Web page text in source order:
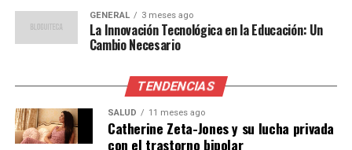
Fortalecer el tejido social:
Proporcione tiempo
al inicio de los eventos para que los empleados se
ayudar a establecer un ambiente más relajado y
Ofrecer beneficios significativos: Invertir en
alimentos y entretenimiento de calidad, así como
GENERAL 3 meses ago
La Innovación Tecnológica en la Educación: Un
Cambio Necesario
TENDENCIAS
SALUD 11 meses ago
Catherine Zeta-Jones y su lucha privada
con el trastorno bipolar